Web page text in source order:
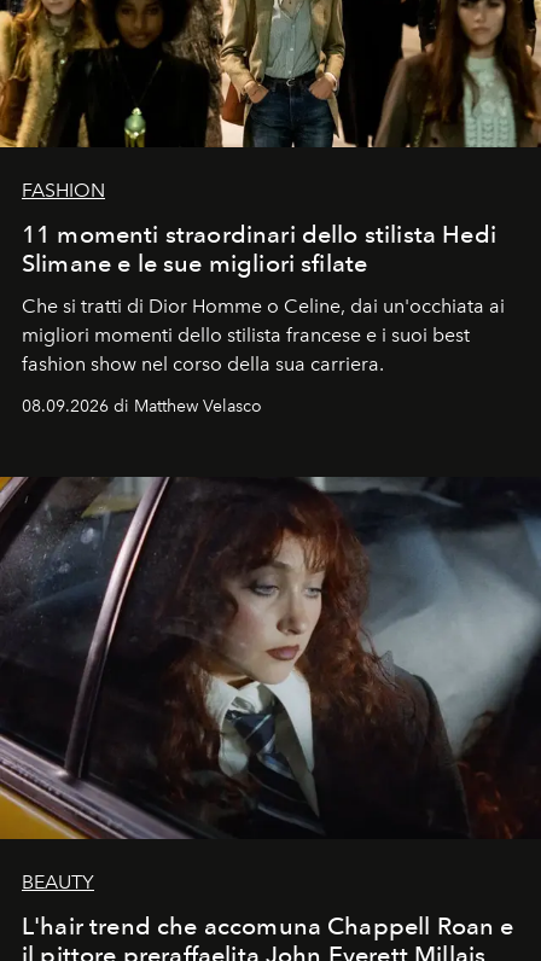
FASHION
11 momenti straordinari dello stilista Hedi
Slimane e le sue migliori sfilate
Che si tratti di Dior Homme o Celine, dai un'occhiata ai
migliori momenti dello stilista francese e i suoi best
fashion show nel corso della sua carriera.
08.09.2026 di Matthew Velasco
BEAUTY
L'hair trend che accomuna Chappell Roan e
il pittore preraffaelita John Everett Millais